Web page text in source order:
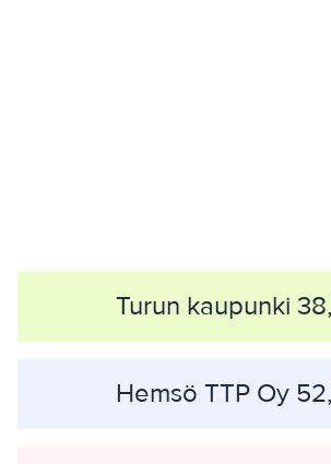
Turun kaupunki
Hemsö TTP Oy